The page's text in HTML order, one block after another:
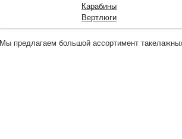
Карабины
Вертлюги
Мы предлагаем большой ассортимент